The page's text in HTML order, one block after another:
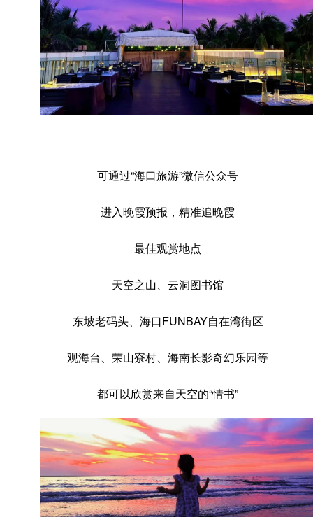
可通过“海口旅游”微信公众号
进入晚霞预报，精准追晚霞
最佳观赏地点
天空之山、云洞图书馆
东坡老码头、海口FUNBAY自在湾街区
观海台、荣山寮村、海南长影奇幻乐园等
都可以欣赏来自天空的“情书”